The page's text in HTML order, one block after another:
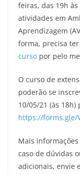
feiras, das 19h
atividades em
Aprendizagem
forma, precisa
curso por pelo
O curso de
poderão se
10/05/21 (às 18h)
https://forms.gle/
Mais
caso de dúvidas
adicionais, envie